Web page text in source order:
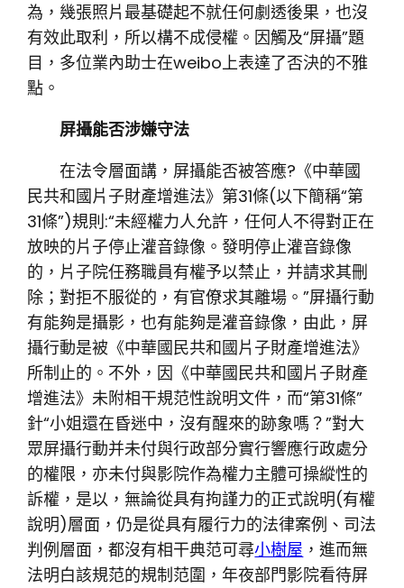
為，幾張照片最基礎起不就任何劇透後果，也沒
有效此取利，所以構不成侵權。因觸及“屏攝”題
目，多位業內助士在weibo上表達了否決的不雅
點。
屏攝能否涉嫌守法
在法令層面講，屏攝能否被答應?《中華國
民共和國片子財產增進法》第31條(以下簡稱“第
31條”)規則:“未經權力人允許，任何人不得對正在
放映的片子停止灌音錄像。發明停止灌音錄像
的，片子院任務職員有權予以禁止，并請求其刪
除；對拒不服從的，有官僚求其離場。”屏攝行動
有能夠是攝影，也有能夠是灌音錄像，由此，屏
攝行動是被《中華國民共和國片子財產增進法》
所制止的。不外，因《中華國民共和國片子財產
增進法》未附相干規范性說明文件，而“第31條”
針“小姐還在昏迷中，沒有醒來的跡象嗎？”對大
眾屏攝行動并未付與行政部分實行響應行政處分
的權限，亦未付與影院作為權力主體可操縱性的
訴權，是以，無論從具有拘謹力的正式說明(有權
說明)層面，仍是從具有履行力的法律案例、司法
判例層面，都沒有相干典范可尋小樹屋 ，進而無
法明白該規范的規制范圍，年夜部門影院看待屏